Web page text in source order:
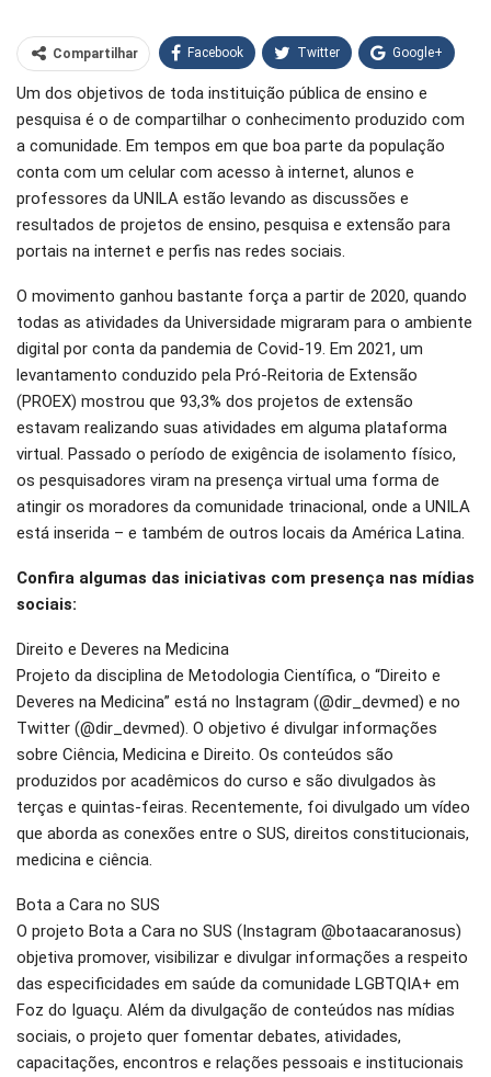
Compartilhar Facebook Twitter Google+
WhatsApp Pinterest
Um dos objetivos de toda instituição pública de ensino e
pesquisa é o de compartilhar o conhecimento produzido com
a comunidade. Em tempos em que boa parte da população
conta com um celular com acesso à internet, alunos e
professores da UNILA estão levando as discussões e
resultados de projetos de ensino, pesquisa e extensão para
portais na internet e perfis nas redes sociais.
O movimento ganhou bastante força a partir de 2020, quando
todas as atividades da Universidade migraram para o ambiente
digital por conta da pandemia de Covid-19. Em 2021, um
levantamento conduzido pela Pró-Reitoria de Extensão
(PROEX) mostrou que 93,3% dos projetos de extensão
estavam realizando suas atividades em alguma plataforma
virtual. Passado o período de exigência de isolamento físico,
os pesquisadores viram na presença virtual uma forma de
atingir os moradores da comunidade trinacional, onde a UNILA
está inserida – e também de outros locais da América Latina.
Confira algumas das iniciativas com presença nas mídias
sociais:
Direito e Deveres na Medicina
Projeto da disciplina de Metodologia Científica, o “Direito e
Deveres na Medicina” está no Instagram (@dir_devmed) e no
Twitter (@dir_devmed). O objetivo é divulgar informações
sobre Ciência, Medicina e Direito. Os conteúdos são
produzidos por acadêmicos do curso e são divulgados às
terças e quintas-feiras. Recentemente, foi divulgado um vídeo
que aborda as conexões entre o SUS, direitos constitucionais,
medicina e ciência.
Bota a Cara no SUS
O projeto Bota a Cara no SUS (Instagram @botaacaranosus)
objetiva promover, visibilizar e divulgar informações a respeito
das especificidades em saúde da comunidade LGBTQIA+ em
Foz do Iguaçu. Além da divulgação de conteúdos nas mídias
sociais, o projeto quer fomentar debates, atividades,
capacitações, encontros e relações pessoais e institucionais